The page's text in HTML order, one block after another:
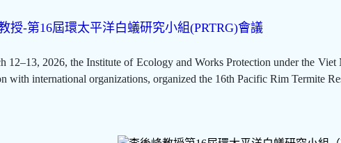
授-第16屆環太平洋白蟻研究小組(PRTRG)會議
12–13, 2026, the Institute of Ecology and Works Protection under the Viet
with international organizations, organized the 16th Pacific Rim Termite